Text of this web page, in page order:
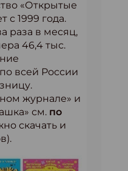
«Открытые
с 1999 года.
раза в месяц,
46,4 тыс.
всей России
журнале» и
см. по
скачать и